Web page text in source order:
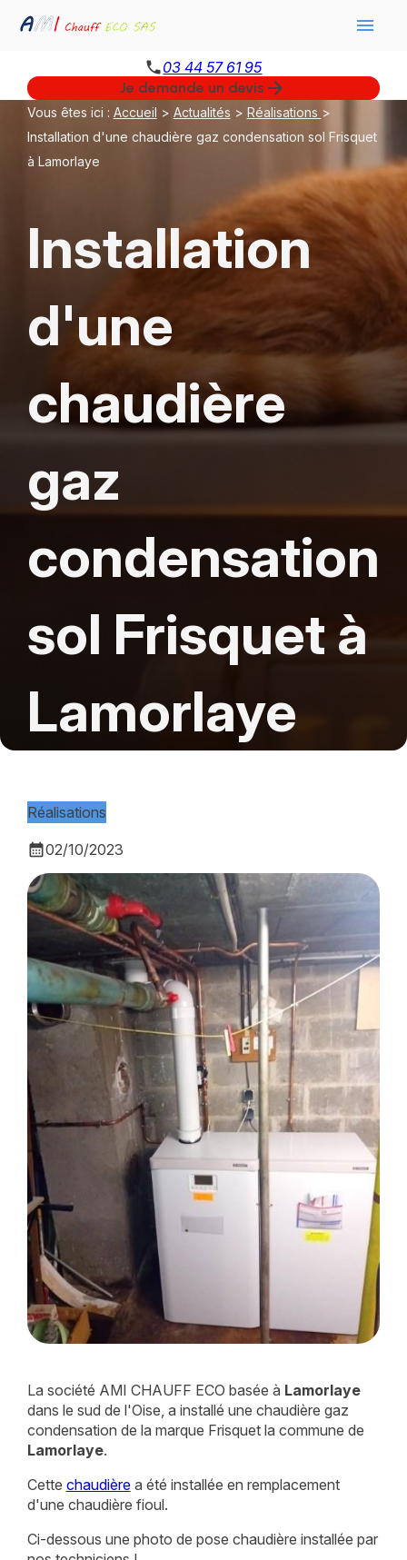
menu
phone03 44 57 61 95
Je demande un devis arrow_forward
Vous êtes ici : Accueil > Actualités > Réalisations >
Installation d'une chaudière gaz condensation sol Frisquet
à Lamorlaye
Installation
d'une
chaudière
gaz
condensation
sol Frisquet à
Lamorlaye
Réalisations
calendar_month02/10/2023
La société AMI CHAUFF ECO basée à Lamorlaye
dans le sud de l'Oise, a installé une chaudière gaz
condensation de la marque Frisquet la commune de
Lamorlaye.
Cette chaudièrea été installée en remplacement
d'une chaudière fioul.
Ci-dessous une photo de pose chaudière installée par